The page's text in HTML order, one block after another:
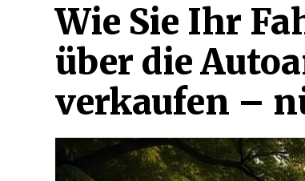
Wie Sie Ihr
über die
verkaufen –